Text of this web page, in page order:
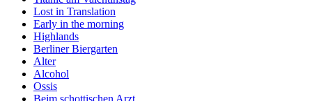
Lost in Translation
Early in the morning
Highlands
Berliner Biergarten
Alter
Alcohol
Ossis